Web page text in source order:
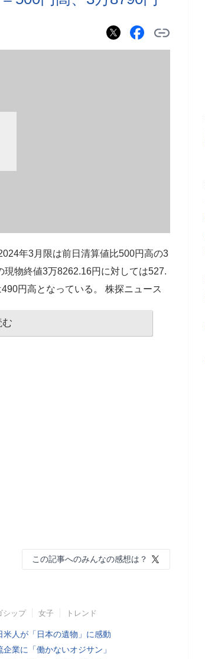
年3月限は前日清算値比500円高の3
物終値3万8262.16円に対しては527.
円高となっている。 株探ニュース
この記事へのみんなの感想は？
シップ 女子 トレンド
米人が「日本の遺物」に感動
企業に「働かないオジサン」